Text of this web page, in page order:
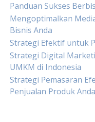
Panduan Sukses
Mengoptimalkan
Bisnis Anda
Strategi Efektif untuk
Strategi Digital
UMKM di Indonesia
Strategi Pemasaran
Penjualan Produk Anda